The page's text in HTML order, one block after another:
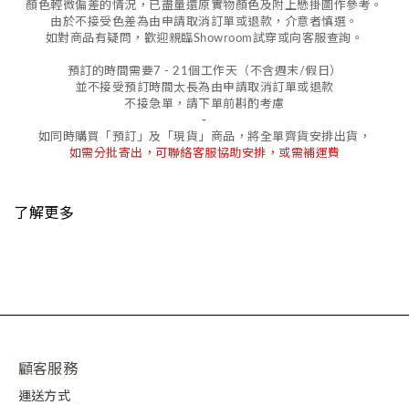
顏色輕微偏差的情況， 已盡量還原實物顏色及附上懸掛圖作參考。
由於不接受色差為由申請取消訂單或退款， 介意者慎選。
如對商品有疑問，歡迎親臨Showroom試穿或向客服查詢。
預訂的時間需要7 - 21個工作天（不含週末/假日）
並不接受預訂時間太長為由申請取消訂單或退款
不接急單，請下單前斟酌考慮
-
如同時購買「預訂」及「現貨」商品，將全單齊貨安排出貨，
如需分批寄出，可聯絡客服協助安排，或需補運費
了解更多
顧客服務
運送方式